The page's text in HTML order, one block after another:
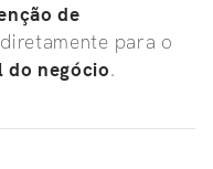
de
para o
do negócio.